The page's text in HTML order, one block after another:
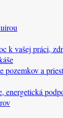
k vašej práci,
pozemkov a
energetická